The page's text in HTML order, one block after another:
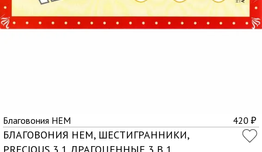
Благовония HEM 420 ₽
БЛАГОВОНИЯ HEM, ШЕСТИГРАННИКИ,